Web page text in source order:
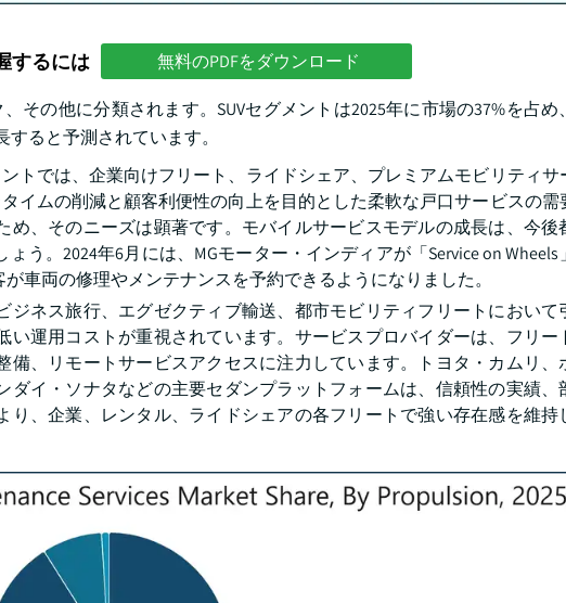
するには 無料のPDFをダウンロード
その他に分類されます。SUVセグメントは2025年に市場の37%を占め
すると予測されています。
トでは、企業向けフリート、ライドシェア、プレミアムモビリティサ
イムの削減と顧客利便性の向上を目的とした柔軟な戸口サービスの需
め、そのニーズは顕著です。モバイルサービスモデルの成長は、今後
う。2024年6月には、MGモーター・インディアが「Service on Wheels
車両の修理やメンテナンスを予約できるようになりました。
ネス旅行、エグゼクティブ輸送、都市モビリティフリートにおいて
運用コストが重視されています。サービスプロバイダーは、フリー
、リモートサービスアクセスに注力しています。トヨタ・カムリ、
イ・ソナタなどの主要セダンプラットフォームは、信頼性の実績、
、企業、レンタル、ライドシェアの各フリートで強い存在感を維持